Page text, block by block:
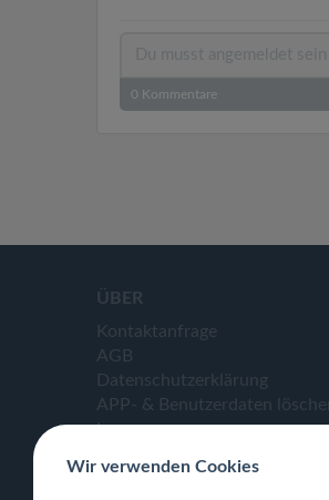
0 Kommentare
ÜBER
Kontaktanfrage
AGB
Datenschutzerklärung
APP- & Benutzerdaten löschen
Impressum
Wir verwenden Cookies